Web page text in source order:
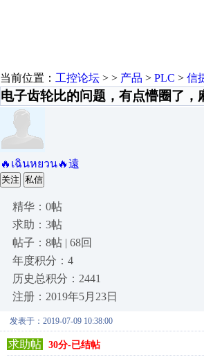
当前位置： 工控论坛 > > 产品 > PLC > 信
电子齿轮比的问题，有点懵圈了，
🔥เฉินหยวน🔥遠
关注 私信
精华：0帖
求助：3帖
帖子：8帖 | 68回
年度积分：4
历史总积分：2441
注册：2019年5月23日
发表于：2019-07-09 10:38:00
求助帖 30分-已结帖